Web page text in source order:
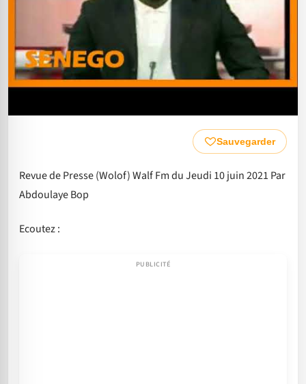
Sauvegarder
Revue de Presse (Wolof) Walf Fm du Jeudi 10 juin 2021 Par
Abdoulaye Bop
Ecoutez :